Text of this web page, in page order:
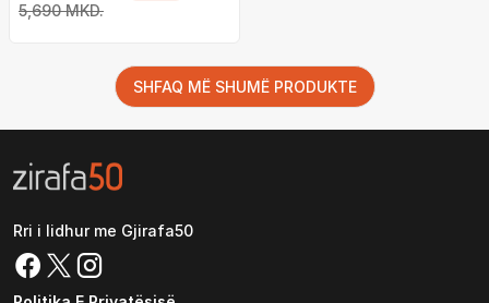
5,690 MKD.
SHFAQ MË SHUMË PRODUKTE
Rri i lidhur me Gjirafa50